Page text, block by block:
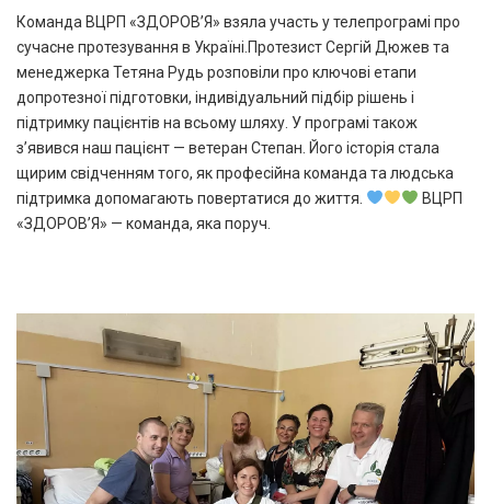
Команда ВЦРП «ЗДОРОВʼЯ» взяла участь у телепрограмі про
сучасне протезування в Україні.Протезист Сергій Дюжев та
менеджерка Тетяна Рудь розповіли про ключові етапи
допротезної підготовки, індивідуальний підбір рішень і
підтримку пацієнтів на всьому шляху. У програмі також
з’явився наш пацієнт — ветеран Степан. Його історія стала
щирим свідченням того, як професійна команда та людська
підтримка допомагають повертатися до життя.
ВЦРП
«ЗДОРОВʼЯ» — команда, яка поруч.